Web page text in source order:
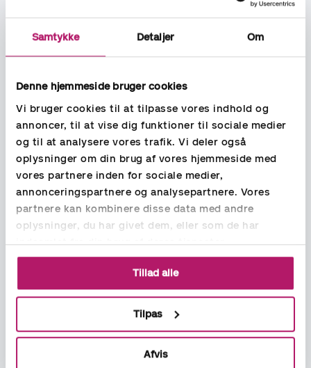
Samtykke Detaljer Om
Denne hjemmeside bruger cookies
Vi bruger cookies til at tilpasse vores indhold og
annoncer, til at vise dig funktioner til sociale medier
og til at analysere vores trafik. Vi deler også
oplysninger om din brug af vores hjemmeside med
vores partnere inden for sociale medier,
annonceringspartnere og analysepartnere. Vores
partnere kan kombinere disse data med andre
oplysninger, du har givet dem, eller som de har
indsamlet fra din brug af deres tjenester.
Tillad alle
Tilpas
Afvis
indberette deres årsregnskab digitalt til
Erhvervsstyrelsen.
Virksomheder, som i stedet indsender en
Frist for indsendelse af
årsregnskab
Virksomheder skal efter udløbet af deres regnskabsår
indsende deres årsregnskab til Erhvervsstyrelsen, så det er
modtaget i Erhvervsstyrelsen senest 6 måneder efter
For filialer gælder det, at filialbestyrerne indsender den
udenlandske virksomheds årsrapport. Her er fristen 6
månederefter udløbet af den udenlandske virksomheds
Erhvervsstyrelsen, der er afgørende for, om